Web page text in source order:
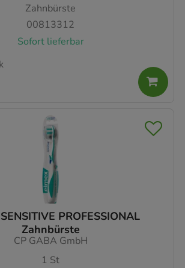
Zahnbürste
00813312
Sofort lieferbar
PROFESSIONAL
Zahnbürste
CP GABA GmbH
1 St